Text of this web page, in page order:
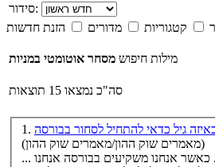
סידור:
קטגוריות מדורים הזנת חדשות
מילות חיפוש מסחר אוטומטי במניות
סה"כ נמצאו 15 תוצאות
1.
(מאמרים שוק ההון/מאמרים שוק ההון)
אנחנו משקיעים בבורסה אנחנו